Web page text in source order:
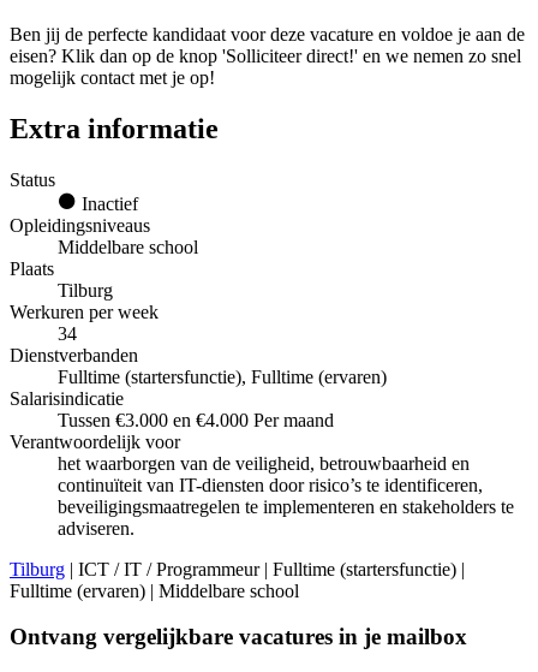
Ben jij de perfecte kandidaat voor deze vacature en voldoe je aan de
eisen? Klik dan op de knop 'Solliciteer direct!' en we nemen zo snel
mogelijk contact met je op!
Extra informatie
Status
Inactief
Opleidingsniveaus
Middelbare school
Plaats
Tilburg
Werkuren per week
34
Dienstverbanden
Fulltime (startersfunctie), Fulltime (ervaren)
Salarisindicatie
Tussen €3.000 en €4.000 Per maand
Verantwoordelijk voor
het waarborgen van de veiligheid, betrouwbaarheid en
continuïteit van IT-diensten door risico’s te identificeren,
beveiligingsmaatregelen te implementeren en stakeholders te
adviseren.
Tilburg | ICT / IT / Programmeur | Fulltime (startersfunctie) |
Fulltime (ervaren) | Middelbare school
Ontvang vergelijkbare vacatures in je mailbox